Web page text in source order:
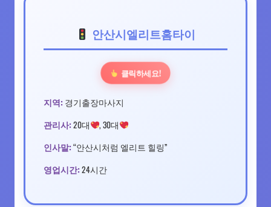
안산시엘리트홈타이
클릭하세요!
지역: 경기출장마사지
관리사: 20대 , 30대
인사말: “안산시처럼 엘리트 힐링”
영업시간: 24시간